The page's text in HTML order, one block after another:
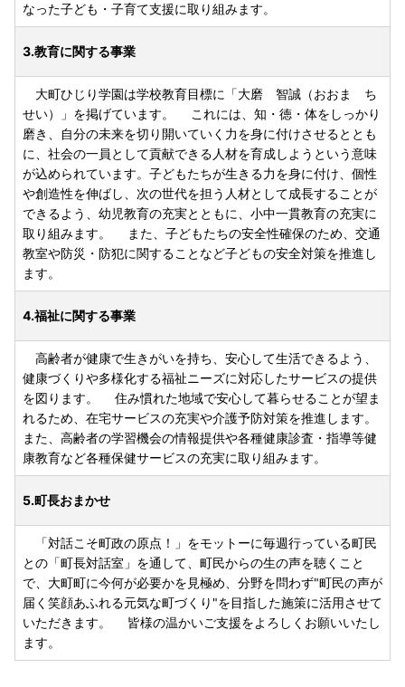
なった子ども・子育て支援に取り組みます。
3.教育に関する事業
大町ひじり学園は学校教育目標に「大磨 智誠（おおま ち
せい）」を掲げています。 これには、知・徳・体をしっかり
磨き、自分の未来を切り開いていく力を身に付けさせるととも
に、社会の一員として貢献できる人材を育成しようという意味
が込められています。子どもたちが生きる力を身に付け、個性
や創造性を伸ばし、次の世代を担う人材として成長することが
できるよう、幼児教育の充実とともに、小中一貫教育の充実に
取り組みます。 また、子どもたちの安全性確保のため、交通
教室や防災・防犯に関することなど子どもの安全対策を推進し
ます。
4.福祉に関する事業
高齢者が健康で生きがいを持ち、安心して生活できるよう、
健康づくりや多様化する福祉ニーズに対応したサービスの提供
を図ります。 住み慣れた地域で安心して暮らせることが望ま
れるため、在宅サービスの充実や介護予防対策を推進します。
また、高齢者の学習機会の情報提供や各種健康診査・指導等健
康教育など各種保健サービスの充実に取り組みます。
5.町長おまかせ
「対話こそ町政の原点！」をモットーに毎週行っている町民
との「町長対話室」を通して、町民からの生の声を聴くこと
で、大町町に今何が必要かを見極め、分野を問わず"町民の声が
届く笑顔あふれる元気な町づくり"を目指した施策に活用させて
いただきます。 皆様の温かいご支援をよろしくお願いいたし
ます。